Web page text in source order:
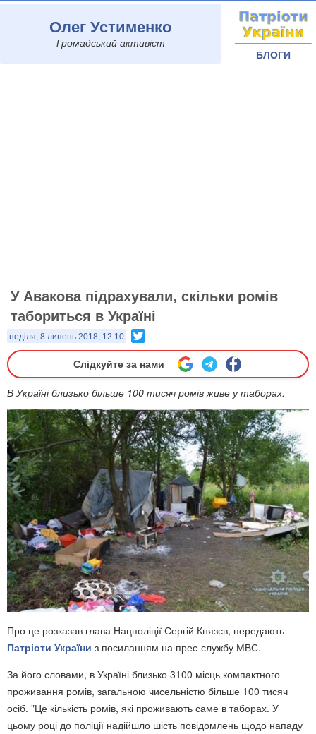
Олег Устименко
Громадський активіст
БЛОГИ
У Авакова підрахували, скільки ромів
табориться в Україні
неділя, 8 липень 2018, 12:10
Слідкуйте за нами
В Україні близько більше 100 тисяч ромів живе у таборах.
Про це розказав глава Нацполіції Сергій Князєв, передають
Патріоти України з посиланням на прес-службу МВС.
За його словами, в Україні близько 3100 місць компактного
проживання ромів, загальною чисельністю більше 100 тисяч
осіб. "Це кількість ромів, які проживають саме в таборах. У
цьому році до поліції надійшло шість повідомлень щодо нападу